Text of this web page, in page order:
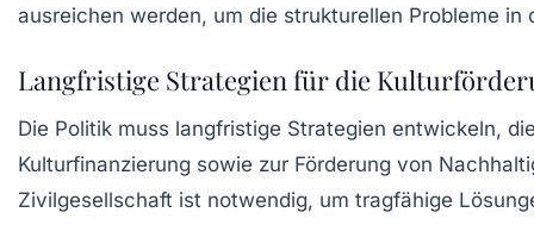
ausreichen werden, um die strukturellen Probleme in
Langfristige Strategien für die
Die Politik muss langfristige Strategien entwickeln,
Kulturfinanzierung sowie zur Förderung von
Zivilgesellschaft ist notwendig, um tragfähige